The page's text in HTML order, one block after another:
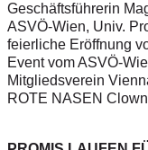
Geschäftsführerin
ASVÖ-Wien, Univ.
feierliche Eröffnung
Event vom ASVÖ-
Mitgliedsverein
ROTE NASEN